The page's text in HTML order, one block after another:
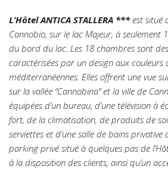
L’Hôtel ANTICA STALLERA ***est situé
Cannobio, sur le lac Majeur, à seulement
du bord du lac. Les 18 chambres sont
caractérisées par un design aux couleurs
méditerranéennes. Elles offrent une vue
sur la vallée “Cannobina” et la ville de
équipées d’un bureau, d’une télévision à
fort, de la climatisation, de produits de
serviettes et d’une salle de bains
parking privé situé à quelques pas de
à la disposition des clients, ainsi qu’un